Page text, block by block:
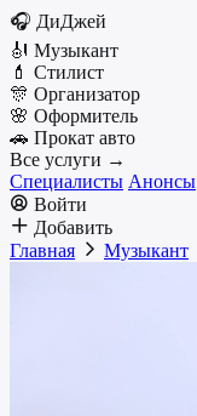
🎧 ДиДжей
🎻 Музыкант
💄 Стилист
🎊 Организатор
🌸 Оформитель
🚗 Прокат авто
Все услуги →
Специалисты Анонсы
Войти
Добавить
Главная
Музыкант